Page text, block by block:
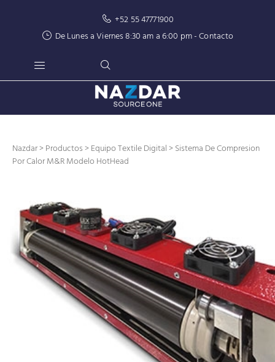
+52 55 47771900
De Lunes a Viernes 8:30 am a 6:00 pm -Contacto
Nazdar>Productos>Equipo Textile Digital> Sistema De Compresion
Por Calor M&R Modelo HotHead